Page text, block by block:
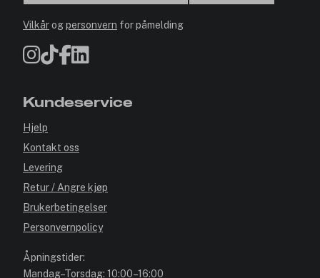
Vilkårogpersonvern for påmelding
Kundeservice
Hjelp
Kontakt oss
Levering
Retur / Angre kjøp
Brukerbetingelser
Personvernpolicy
Åpningstider:
Mandag–Torsdag: 10:00–16:00